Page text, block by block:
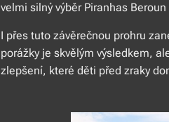
velmi silný výběr Piranhas
I přes tuto závěrečnou prohru
porážky je skvělým výsledkem,
zlepšení, které děti před zraky